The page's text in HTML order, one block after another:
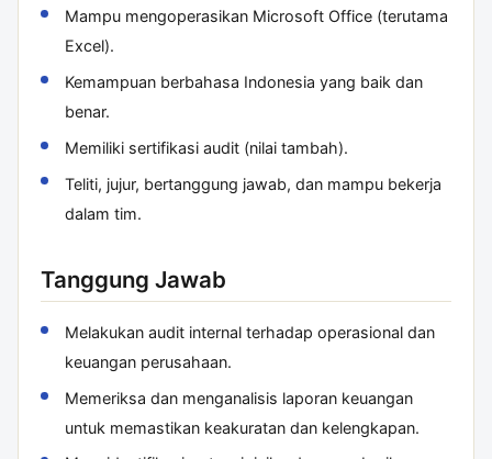
Mampu mengoperasikan Microsoft Office (terutama
Excel).
Kemampuan berbahasa Indonesia yang baik dan
benar.
Memiliki sertifikasi audit (nilai tambah).
Teliti, jujur, bertanggung jawab, dan mampu bekerja
dalam tim.
Tanggung Jawab
Melakukan audit internal terhadap operasional dan
keuangan perusahaan.
Memeriksa dan menganalisis laporan keuangan
untuk memastikan keakuratan dan kelengkapan.